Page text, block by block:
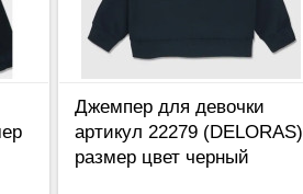
Джемпер для девочки
артикул 22279 (DELORAS)
размер цвет черный